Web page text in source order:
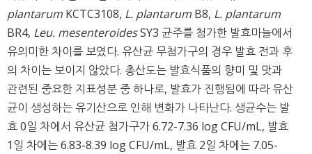
plantarum KCTC3108, L. plantarum B8, L. plantarum
BR4, Leu. mesenteroidesSY3 균주를 첨가한 발효마늘에서
유의미한 차이를 보였다. 유산균 무첨가구의 경우 발효 전과 후
의 차이는 보이지 않았다. 총산도는 발효식품의 향미 및 맛과
관련된 중요한 지표성분 중 하나로, 발효가 진행됨에 따라 유산
균이 생성하는 유기산으로 인해 변화가 나타난다. 생균수는 발
효 0일 차에서 유산균 첨가구가 6.72-7.36 log CFU/mL, 발효
1일 차에는 6.83-8.39 log CFU/mL, 발효 2일 차에는 7.05-